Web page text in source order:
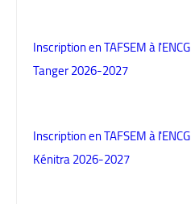
Inscription en TAFSEM à l'ENCG
Tanger 2026-2027
Inscription en TAFSEM à l'ENCG
Kénitra 2026-2027